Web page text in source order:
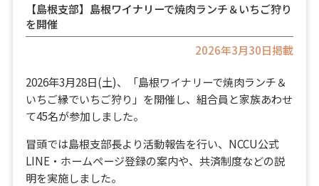
【島根支部】島根ワイナリーで焼肉ランチ＆いちご狩り
を開催
2026年3月30日掲載
2026年3月28日(土)、「島根ワイナリーで焼肉ランチ＆
いちご縁でいちご狩り」を開催し、組合員と家族あわせ
て45名が参加しました。
冒頭では島根支部長より活動報告を行い、NCCU公式
LINE・ホームページ登録の案内や、共済制度などの説
明を実施しました。